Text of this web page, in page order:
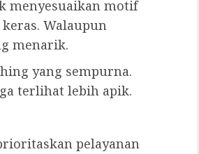
menyesuaikan motif
Walaupun
menarik.
yang sempurna.
terlihat lebih apik.
pelayanan